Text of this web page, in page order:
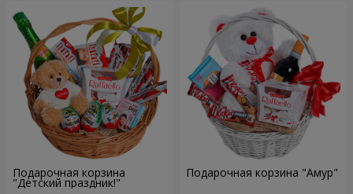
Подарочная корзина
"Детский праздник!"
Подарочная корзина "Амур"